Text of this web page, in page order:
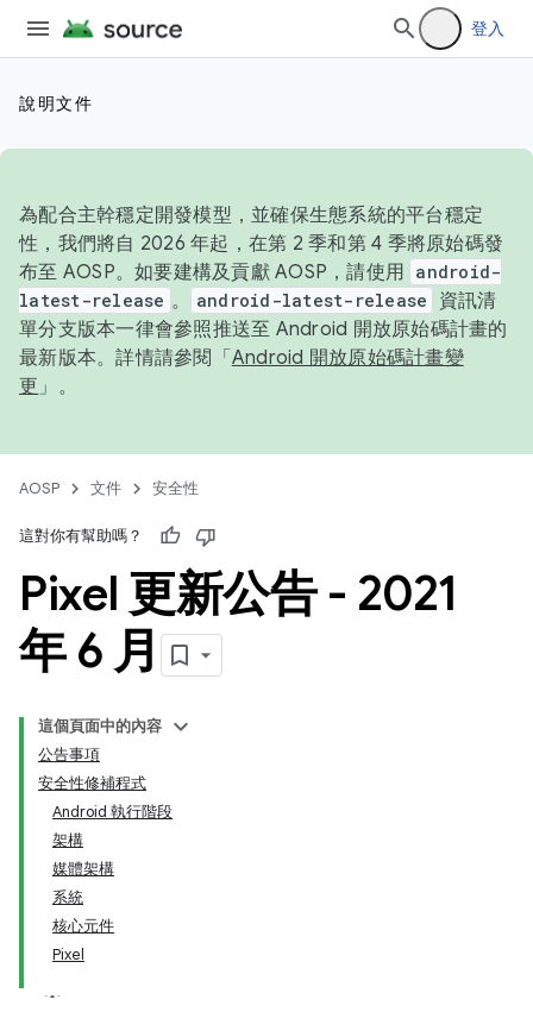
登入
說明文件
為配合主幹穩定開發模型，並確保生態系統的平台穩定
性，我們將自 2026 年起，在第 2 季和第 4 季將原始碼發
布至 AOSP。如要建構及貢獻 AOSP，請使用 android-
latest-release 。 android-latest-release
資訊清
單分支版本一律會參照推送至 Android 開放原始碼計畫的
最新版本。詳情請參閱「 Android 開放原始碼計畫變
更 」。
AOSP 文件 安全性
這對你有幫助嗎？
Pixel 更新公告 - 2021
年 6 月
這個頁面中的內容
公告事項
安全性修補程式
Android 執行階段
架構
媒體架構
系統
核心元件
Pixel